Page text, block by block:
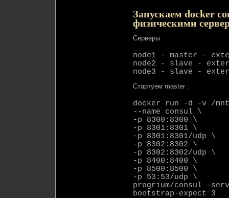
Запускаем docker
физическими
Серверы :
node1 - master -
node2 - slave -
node3 - slave -
Стартуем master :
docker run -d -v /
--name consul \
-p 8300:8300 \
-p 8301:8301 \
-p 8301:8301/udp \
-p 8302:8302 \
-p 8302:8302/udp \
-p 8400:8400 \
-p 8500:8500 \
-p 53:53/udp \
progrium/consul -
bootstrap-expect 3